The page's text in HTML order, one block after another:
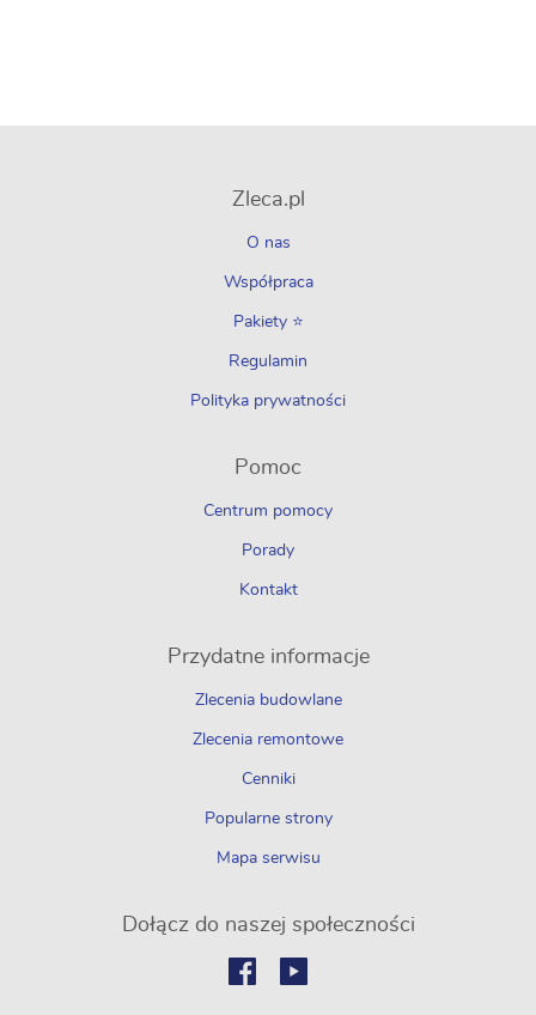
Zleca.pl
O nas
Współpraca
Pakiety ⭐
Regulamin
Polityka prywatności
Pomoc
Centrum pomocy
Porady
Kontakt
Przydatne informacje
Zlecenia budowlane
Zlecenia remontowe
Cenniki
Popularne strony
Mapa serwisu
Dołącz do naszej społeczności